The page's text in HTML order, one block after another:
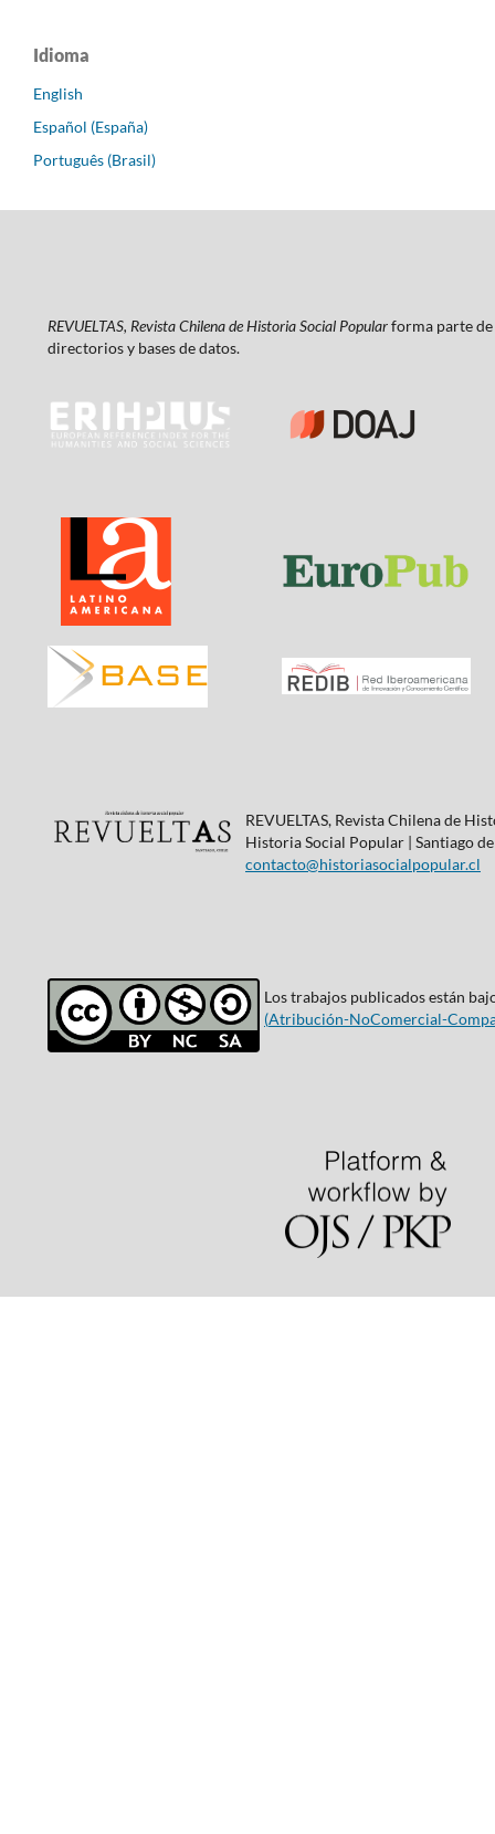
Idioma
English
Español (España)
Português (Brasil)
REVUELTAS, Revista Chilena de Historia Social Popularforma parte de
directorios y bases de datos.
REVUELTAS, Revista Chilena de
Historia Social Popular | Santiago
contacto@historiasocialpopular.cl
Los trabajos publicados están
(Atribución-NoComercial-